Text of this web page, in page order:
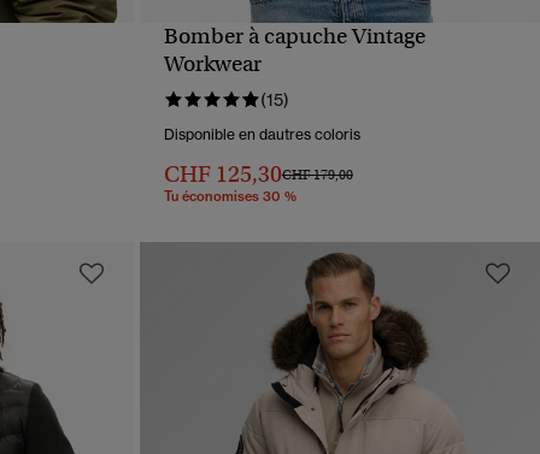
APERÇU RAPIDE
Bomber à capuche Vintage
Workwear
(15)
Disponible en dautres coloris
CHF 125,30Prix réduit de
CHF 179,00à
Tu économises 30 %